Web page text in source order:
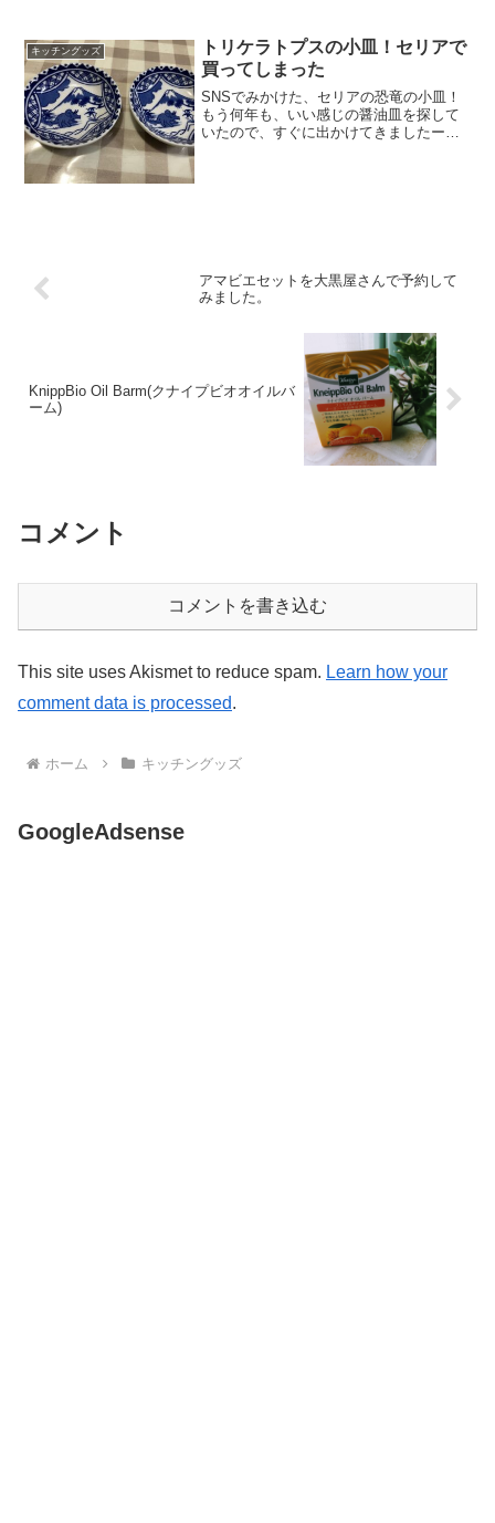
キッチングッズ
トリケラトプスの小皿！セリアで
買ってしまった
SNSでみかけた、セリアの恐竜の小皿！
もう何年も、いい感じの醤油皿を探して
いたので、すぐに出かけてきましたー！
アマビエセットを大黒屋さんで予約して
みました。
KnippBio Oil Barm(クナイプビオオイルバ
ーム)
コメント
コメントを書き込む
This site uses Akismet to reduce spam. Learn how your
comment data is processed.
ホーム キッチングッズ
GoogleAdsense